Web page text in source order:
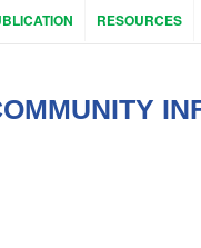
RESOURCES